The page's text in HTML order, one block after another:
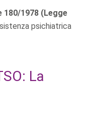
180/1978 (Legge
psichiatrica
La